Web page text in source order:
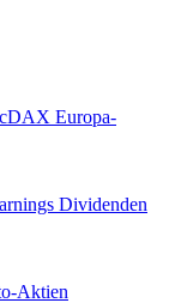
Europa-
Dividenden
Aktien